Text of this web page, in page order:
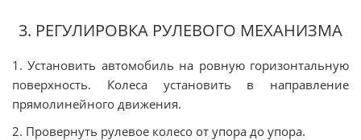
3. РЕГУЛИРОВКА РУЛЕВОГО МЕХАНИЗМА
1. Установить автомобиль на ровную горизонтальную
поверхность. Колеса установить в направление
прямолинейного движения.
2. Провернуть рулевое колесо от упора до упора.